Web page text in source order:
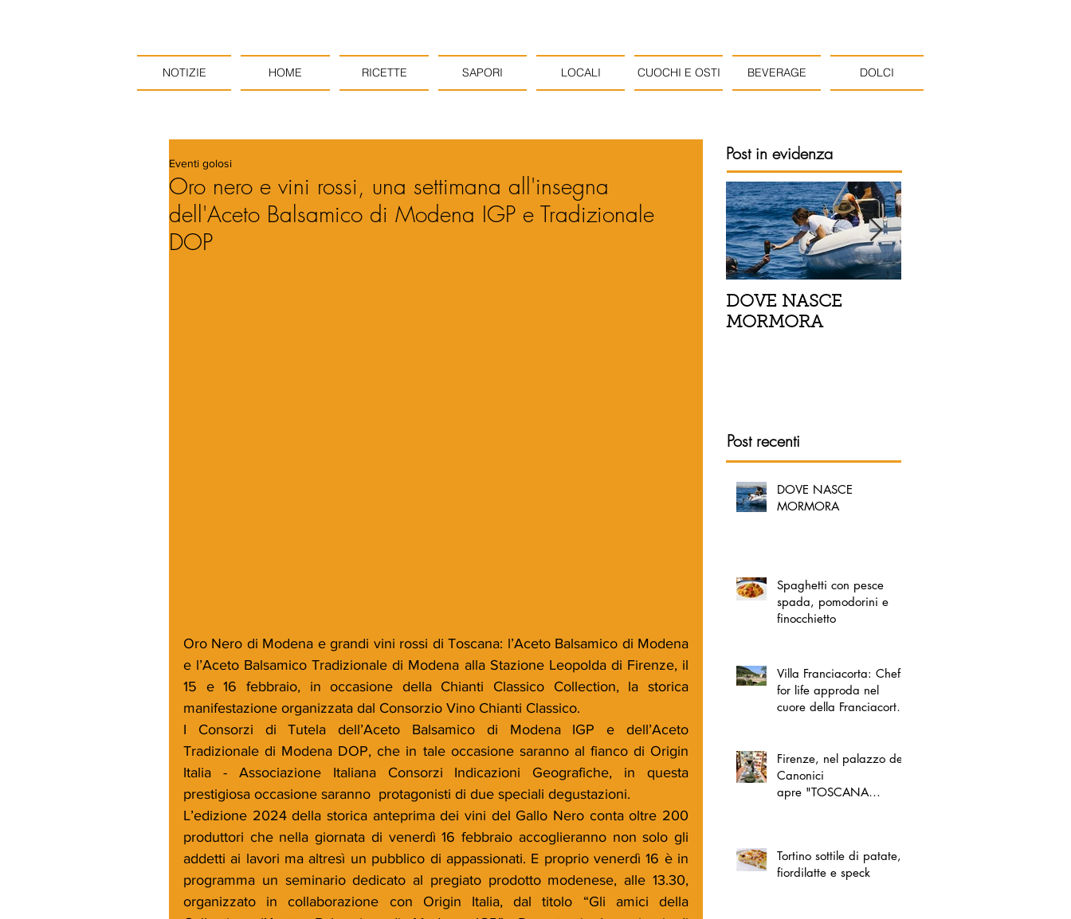
NOTIZIE HOME RICETTE SAPORI LOCALI CUOCHI E OSTI BEVERAGE DOLCI
Oro nero e vini rossi, una settimana all'insegna
dell'Aceto Balsamico di Modena IGP e Tradizionale
DOP
Eventi golosi
Oro Nero di Modena e grandi vini rossi di Toscana: l’Aceto Balsamico di Modena
e l’Aceto Balsamico Tradizionale di Modena alla Stazione Leopolda di Firenze, il
15 e 16 febbraio, in occasione della Chianti Classico Collection, la storica
manifestazione organizzata dal Consorzio Vino Chianti Classico.
I Consorzi di Tutela dell’Aceto Balsamico di Modena IGP e dell’Aceto
Tradizionale di Modena DOP, che in tale occasione saranno al fianco di Origin
Italia - Associazione Italiana Consorzi Indicazioni Geografiche, in questa
prestigiosa occasione saranno  protagonisti di due speciali degustazioni.
L’edizione 2024 della storica anteprima dei vini del Gallo Nero conta oltre 200
produttori che nella giornata di venerdì 16 febbraio accoglieranno non solo gli
addetti ai lavori ma altresì un pubblico di appassionati. E proprio venerdì 16 è in
programma un seminario dedicato al pregiato prodotto modenese, alle 13.30,
organizzato in collaborazione con Origin Italia, dal titolo “Gli amici della
Post in evidenza
DOVE NASCE
MORMORA
Post recenti
DOVE NASCE
MORMORA
Spaghetti con pesce
spada, pomodorini e
finocchietto
Villa Franciacorta: Chefs
for life approda nel
cuore della Franciacorta,
Firenze, nel palazzo dei
Canonici
apre "TOSCANA
Tortino sottile di patate,
fiordilatte e speck